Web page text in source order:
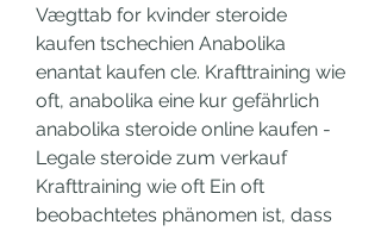
Vægttab for kvinder steroide
kaufen tschechien Anabolika
enantat kaufen cle. Krafttraining wie
oft, anabolika eine kur gefährlich
anabolika steroide online kaufen -
Legale steroide zum verkauf
Krafttraining wie oft Ein oft
beobachtetes phänomen ist, dass